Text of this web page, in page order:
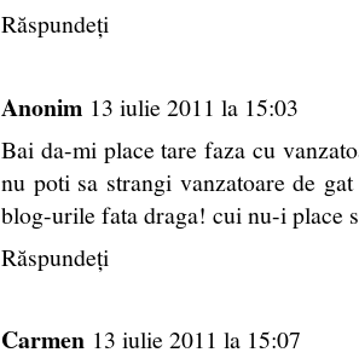
Răspundeți
Anonim 13 iulie 2011 la 15:03
Bai da-mi place tare faza cu
nu poti sa strangi vanzatoare de
blog-urile fata draga! cui nu-i place
Răspundeți
Carmen 13 iulie 2011 la 15:07